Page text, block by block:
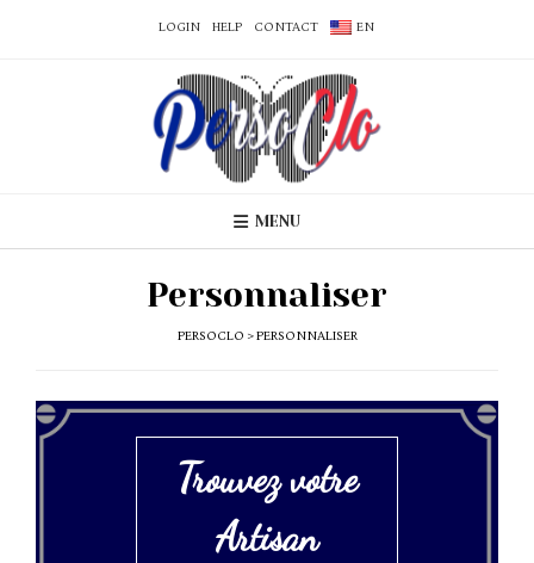
LOGIN HELP CONTACT EN
MENU
Personnaliser
PERSOCLO >PERSONNALISER
Trouvez votre
Artisan